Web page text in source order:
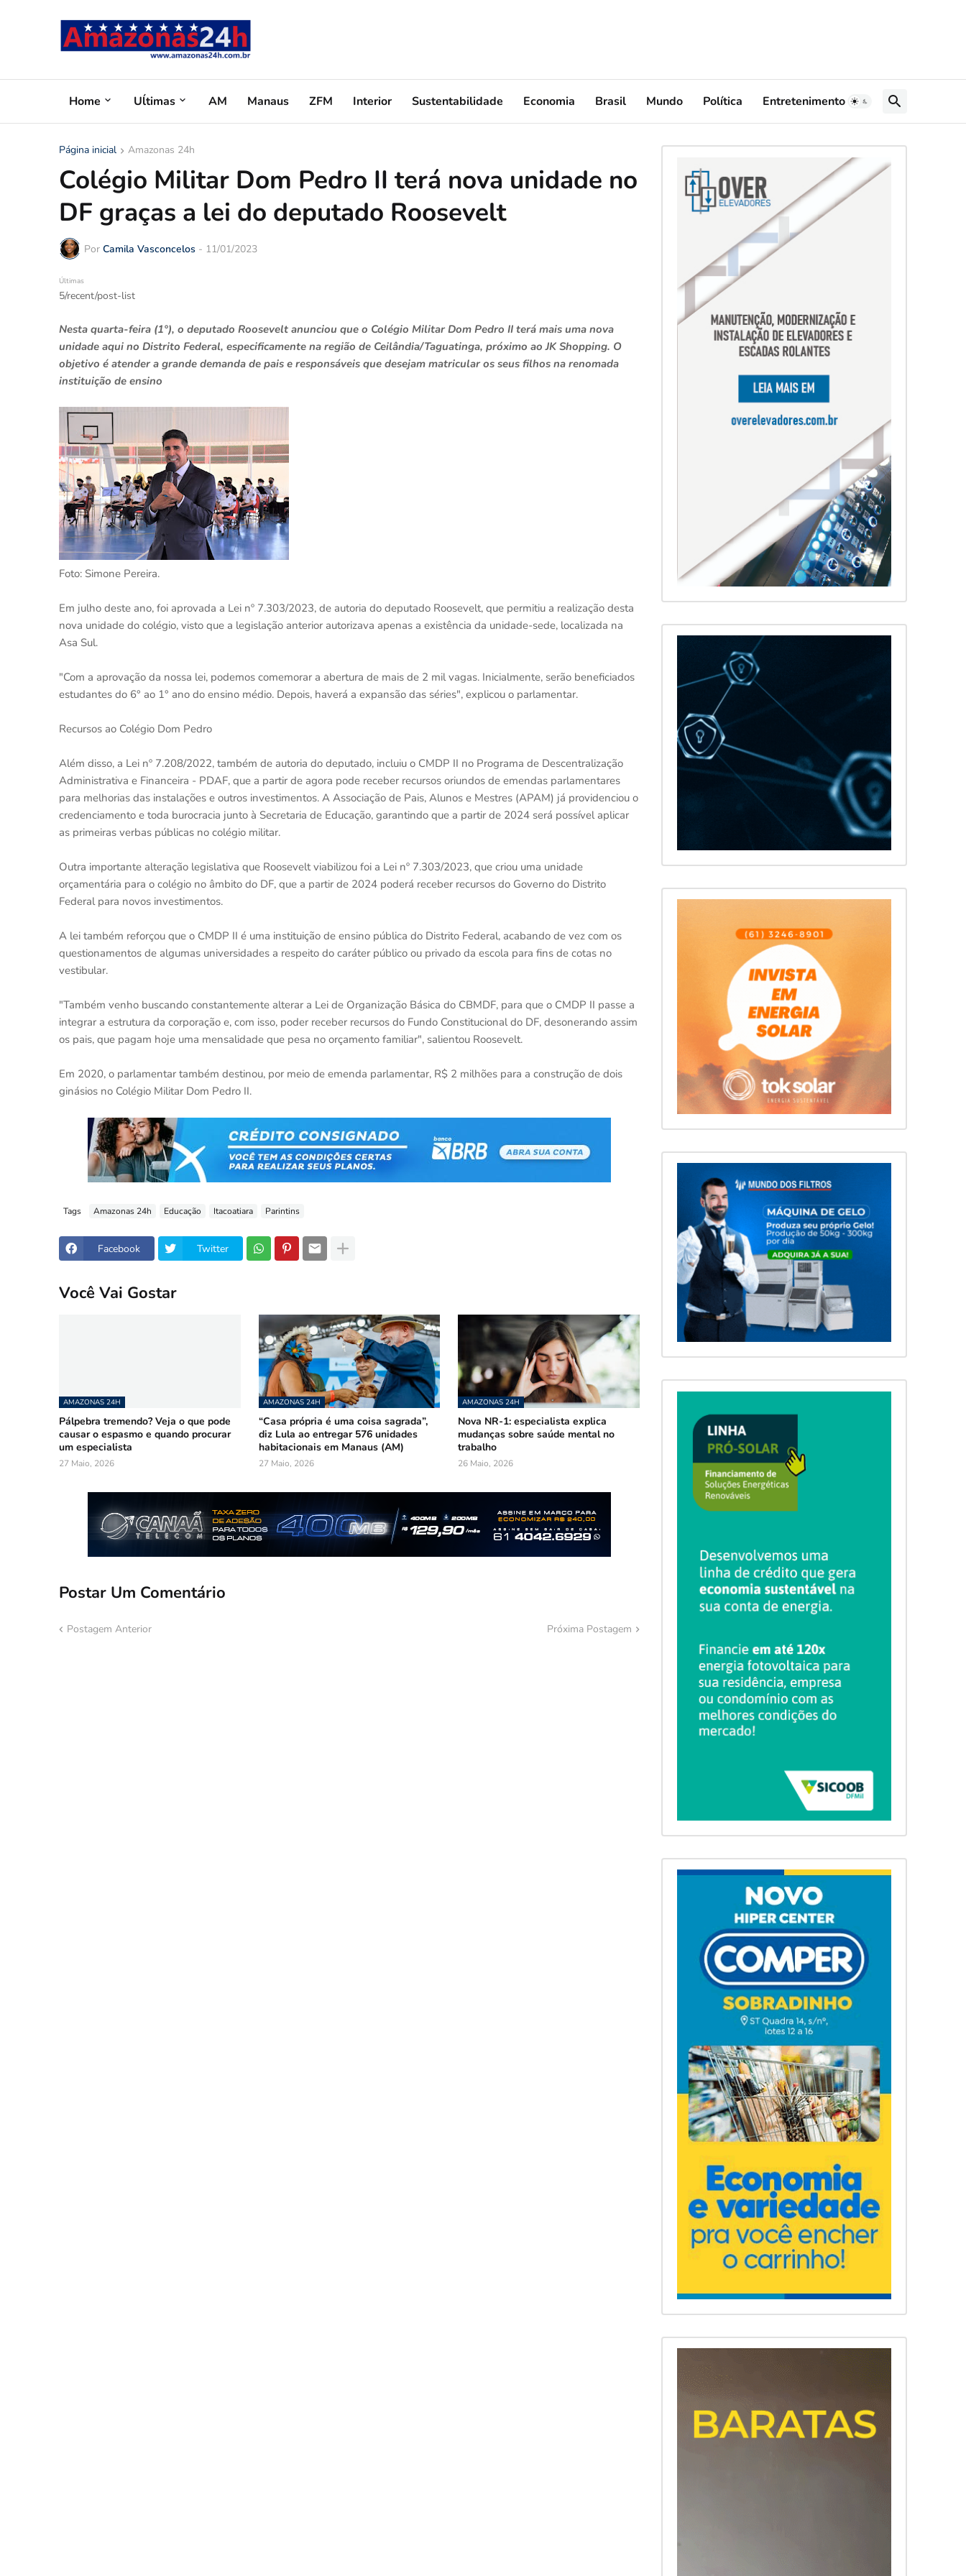
Home Uĺtimas AM Manaus ZFM Interior Sustentabilidade Economia Brasil Mundo Política Entretenimento
Página inicial Amazonas 24h
Colégio Militar Dom Pedro II terá nova unidade no
DF graças a lei do deputado Roosevelt
Por Camila Vasconcelos - 11/01/2023
Últimas
5/recent/post-list
Nesta quarta-feira (1°), o deputado Roosevelt anunciou que o Colégio Militar Dom Pedro II terá mais uma nova
unidade aqui no Distrito Federal, especificamente na região de Ceilândia/Taguatinga, próximo ao JK Shopping. O
objetivo é atender a grande demanda de pais e responsáveis que desejam matricular os seus filhos na renomada
instituição de ensino
Foto: Simone Pereira.
Em julho deste ano, foi aprovada a Lei nº 7.303/2023, de autoria do deputado Roosevelt, que permitiu a realização desta
nova unidade do colégio, visto que a legislação anterior autorizava apenas a existência da unidade-sede, localizada na
Asa Sul.
"Com a aprovação da nossa lei, podemos comemorar a abertura de mais de 2 mil vagas. Inicialmente, serão beneficiados
estudantes do 6° ao 1° ano do ensino médio. Depois, haverá a expansão das séries", explicou o parlamentar.
Recursos ao Colégio Dom Pedro
Além disso, a Lei nº 7.208/2022, também de autoria do deputado, incluiu o CMDP II no Programa de Descentralização
Administrativa e Financeira - PDAF, que a partir de agora pode receber recursos oriundos de emendas parlamentares
para melhorias das instalações e outros investimentos. A Associação de Pais, Alunos e Mestres (APAM) já providenciou o
credenciamento e toda burocracia junto à Secretaria de Educação, garantindo que a partir de 2024 será possível aplicar
as primeiras verbas públicas no colégio militar.
Outra importante alteração legislativa que Roosevelt viabilizou foi a Lei nº 7.303/2023, que criou uma unidade
orçamentária para o colégio no âmbito do DF, que a partir de 2024 poderá receber recursos do Governo do Distrito
Federal para novos investimentos.
A lei também reforçou que o CMDP II é uma instituição de ensino pública do Distrito Federal, acabando de vez com os
questionamentos de algumas universidades a respeito do caráter público ou privado da escola para fins de cotas no
vestibular.
"Também venho buscando constantemente alterar a Lei de Organização Básica do CBMDF, para que o CMDP II passe a
integrar a estrutura da corporação e, com isso, poder receber recursos do Fundo Constitucional do DF, desonerando assim
os pais, que pagam hoje uma mensalidade que pesa no orçamento familiar", salientou Roosevelt.
Em 2020, o parlamentar também destinou, por meio de emenda parlamentar, R$ 2 milhões para a construção de dois
ginásios no Colégio Militar Dom Pedro II.
Tags Amazonas 24h Educação Itacoatiara Parintins
Facebook Twitter
Você Vai Gostar
AMAZONAS 24H
Pálpebra tremendo? Veja o que pode
causar o espasmo e quando procurar
um especialista
27 Maio, 2026
AMAZONAS 24H
“Casa própria é uma coisa sagrada”,
diz Lula ao entregar 576 unidades
habitacionais em Manaus (AM)
27 Maio, 2026
AMAZONAS 24H
Nova NR-1: especialista explica
mudanças sobre saúde mental no
trabalho
26 Maio, 2026
Postar Um Comentário
Postagem Anterior Próxima Postagem